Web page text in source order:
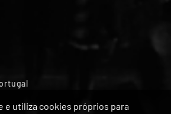
e utiliza cookies próprios para